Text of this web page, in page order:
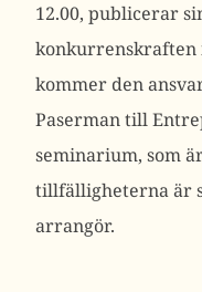
12.00, publicerar
konkurrenskraften
kommer den
Paserman till
seminarium, som
tillfälligheterna är
arrangör.